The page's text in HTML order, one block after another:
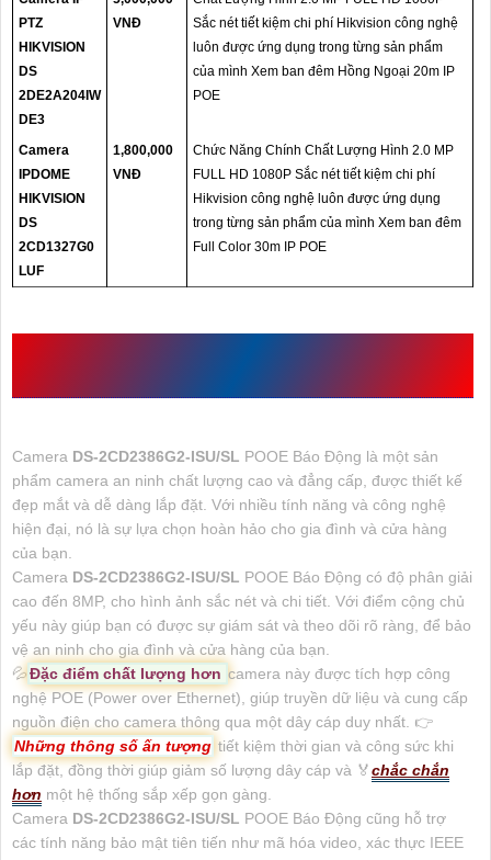
PTZ
HIKVISION
DS
2DE2A204IW
DE3
VNĐ
Sắc nét tiết kiệm chi phí Hikvision công nghệ
luôn được ứng dụng trong từng sản phẩm
của mình Xem ban đêm Hồng Ngoại 20m IP
POE
Camera
IPDOME
HIKVISION
DS
2CD1327G0
LUF
1,800,000
VNĐ
Chức Năng Chính Chất Lượng Hình 2.0 MP
FULL HD 1080P Sắc nét tiết kiệm chi phí
Hikvision công nghệ luôn được ứng dụng
trong từng sản phẩm của mình Xem ban đêm
Full Color 30m IP POE
Camera DS-2CD2386G2-ISU/SL POOE Báo Động là một sản
phẩm camera an ninh chất lượng cao và đẳng cấp, được thiết kế
đẹp mắt và dễ dàng lắp đặt. Với nhiều tính năng và công nghệ
hiện đại, nó là sự lựa chọn hoàn hảo cho gia đình và cửa hàng
của bạn.
Camera DS-2CD2386G2-ISU/SL POOE Báo Động có độ phân giải
cao đến 8MP, cho hình ảnh sắc nét và chi tiết. Với điểm cộng chủ
yếu này giúp bạn có được sự giám sát và theo dõi rõ ràng, để bảo
vệ an ninh cho gia đình và cửa hàng của bạn.
💦Đặc điểm chất lượng hơn camera này được tích hợp công
nghệ POE (Power over Ethernet), giúp truyền dữ liệu và cung cấp
nguồn điện cho camera thông qua một dây cáp duy nhất. 👉
Những thông số ấn tượng tiết kiệm thời gian và công sức khi
lắp đặt, đồng thời giúp giảm số lượng dây cáp và ️🏅️chắc chắn
hơn một hệ thống sắp xếp gọn gàng.
Camera DS-2CD2386G2-ISU/SL POOE Báo Động cũng hỗ trợ
các tính năng bảo mật tiên tiến như mã hóa video, xác thực IEEE